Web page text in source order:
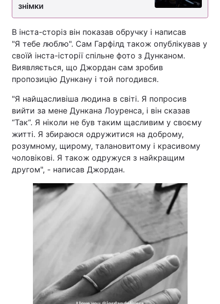
знімки
В інста-сторіз він показав обручку і написав
"Я тебе люблю". Сам Гарфілд також опублікував у
своїй інста-історії спільне фото з Дунканом.
Виявляється, що Джордан сам зробив
пропозицію Дункану і той погодився.
"Я найщасливіша людина в світі. Я попросив
вийти за мене Дункана Лоуренса, і він сказав
“Так“. Я ніколи не був таким щасливим у своєму
житті. Я збираюся одружитися на доброму,
розумному, щирому, талановитому і красивому
чоловікові. Я також одружуся з найкращим
другом", - написав Джордан.